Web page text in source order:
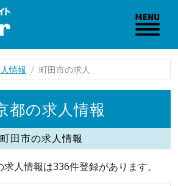
情報 町田市の求人
都の求人情報
町田市の求人情報
人情報は336件登録があります。